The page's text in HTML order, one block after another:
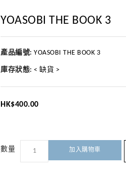
YOASOBI THE BOOK 3
產品編號:YOASOBI THE BOOK 3
庫存狀態:< 缺貨 >
HK$400.00
數量 加入購物車